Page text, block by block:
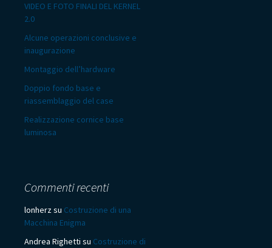
VIDEO E FOTO FINALI DEL KERNEL
2.0
Alcune operazioni conclusive e
inaugurazione
Montaggio dell’hardware
Doppio fondo base e
riassemblaggio del case
Realizzazione cornice base
luminosa
Commenti recenti
lonherzsu Costruzione di una
Macchina Enigma
Andrea Righetti su Costruzione di